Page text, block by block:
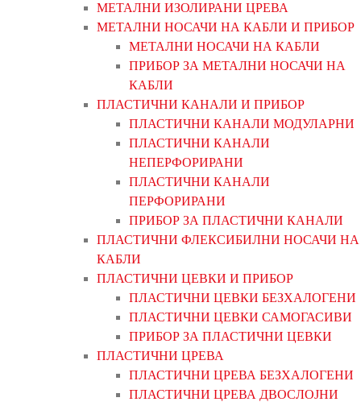
МЕТАЛНИ ИЗОЛИРАНИ ЦРЕВА
МЕТАЛНИ НОСАЧИ НА КАБЛИ И ПРИБОР
МЕТАЛНИ НОСАЧИ НА КАБЛИ
ПРИБОР ЗА МЕТАЛНИ НОСАЧИ НА
КАБЛИ
ПЛАСТИЧНИ КАНАЛИ И ПРИБОР
ПЛАСТИЧНИ КАНАЛИ МОДУЛАРНИ
ПЛАСТИЧНИ КАНАЛИ
НЕПЕРФОРИРАНИ
ПЛАСТИЧНИ КАНАЛИ
ПЕРФОРИРАНИ
ПРИБОР ЗА ПЛАСТИЧНИ КАНАЛИ
ПЛАСТИЧНИ ФЛЕКСИБИЛНИ НОСАЧИ НА
КАБЛИ
ПЛАСТИЧНИ ЦЕВКИ И ПРИБОР
ПЛАСТИЧНИ ЦЕВКИ БЕЗХАЛОГЕНИ
ПЛАСТИЧНИ ЦЕВКИ САМОГАСИВИ
ПРИБОР ЗА ПЛАСТИЧНИ ЦЕВКИ
ПЛАСТИЧНИ ЦРЕВА
ПЛАСТИЧНИ ЦРЕВА БЕЗХАЛОГЕНИ
ПЛАСТИЧНИ ЦРЕВА ДВОСЛОЈНИ